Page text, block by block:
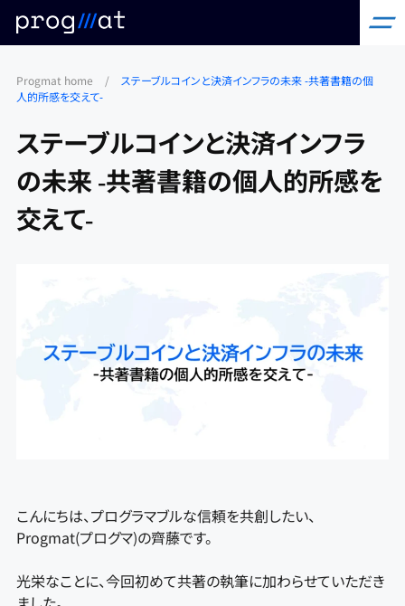
Progmat home /
ステーブルコインと決済インフラの未来 ‐共著書籍の個
人的所感を交えて‐
ステーブルコインと決済インフラ
の未来 ‐共著書籍の個人的所感を
交えて‐
こんにちは、プログラマブルな信頼を共創したい、
Progmat(プログマ)の齊藤です。
光栄なことに、今回初めて共著の執筆に加わらせていただき